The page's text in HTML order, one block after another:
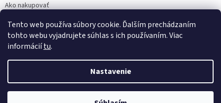
Tento web používa súbory cookie. Ďalším prechádzaním
tohto webu vyjadrujete súhlas s ich používaním. Viac
informáciítu.
Nastavenie
Ako nakupovať
Podmienky ochrany osobných údajov
Vytvoril Shoptet